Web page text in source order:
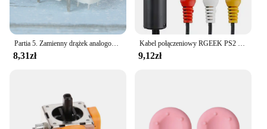
8,31zł 9,12zł